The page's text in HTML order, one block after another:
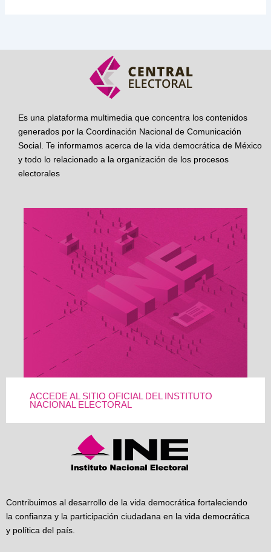
Es una plataforma multimedia que concentra los contenidos
generados por la Coordinación Nacional de Comunicación
Social. Te informamos acerca de la vida democrática de México
y todo lo relacionado a la organización de los procesos
electorales
ACCEDE AL SITIO OFICIAL DEL INSTITUTO
NACIONAL ELECTORAL
Contribuimos al desarrollo de la vida democrática fortaleciendo
la confianza y la participación ciudadana en la vida democrática
y política del país.